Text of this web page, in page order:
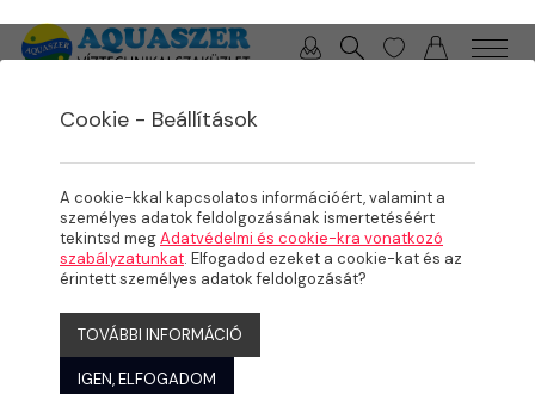
Cookie - Beállítások
A cookie-kkal kapcsolatos információért, valamint a
személyes adatok feldolgozásának ismertetéséért
tekintsd megAdatvédelmi és cookie-kra vonatkozó
szabályzatunkat. Elfogadod ezeket a cookie-kat és az
érintett személyes adatok feldolgozását?
TOVÁBBI INFORMÁCIÓ
IGEN, ELFOGADOM